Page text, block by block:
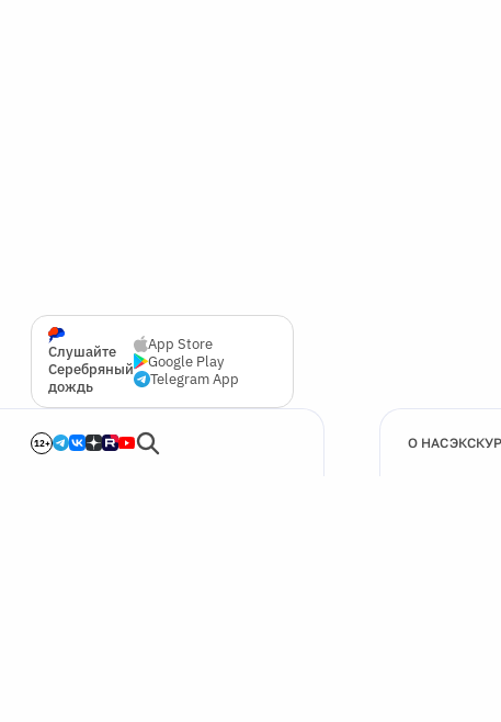
Слушайте
Серебряный
дождь
App Store
Google Play
Telegram App
12+ О НАС